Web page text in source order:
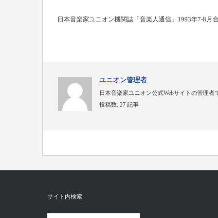
日本音楽家ユニオン機関誌「音楽人通信」1993年7-8月
ユニオン管理者
日本音楽家ユニオン公式Webサイトの管理者
投稿数: 27 記事
サイト内検索